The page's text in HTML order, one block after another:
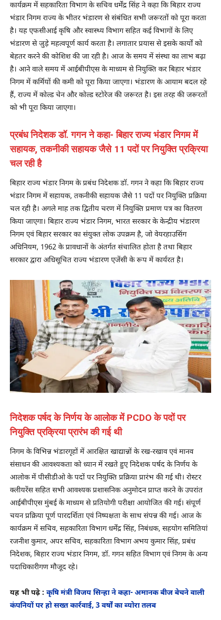
कार्यक्रम में सहकारिता विभाग के सचिव धर्मेंद्र सिंह ने कहा कि बिहार राज्य
भंडार निगम राज्य के भीतर भंडारण से संबंधित सभी जरूरतों को पूरा करता
है। यह एफसीआई कृषि और स्वास्थ्य विभाग सहित कई विभागों के लिए
भंडारण से जुड़े महत्वपूर्ण कार्य करता है। लगातार प्रयास से इसके कार्यों को
बेहतर करने की कोशिश की जा रही है। आज के समय में संस्था का लाभ बढ़ा
है। आने वाले समय में आईबीपीएस के माध्यम से नियुक्ति कर बिहार भंडार
निगम में कर्मियों की कमी को पूरा किया जाएगा। भंडारण के आयाम बदल रहे
हैं, राज्य में कोल्ड चेन और कोल्ड स्टोरेज की जरूरत है। इस तरह की जरूरतों
को भी पूरा किया जाएगा।
प्रबंध निदेशक डॉ. गगन ने कहा- बिहार राज्य भंडार निगम में
सहायक, तकनीकी सहायक जैसे 11 पदों पर नियुक्ति प्रक्रिया
चल रही है
बिहार राज्य भंडार निगम के प्रबंध निदेशक डॉ. गगन ने कहा कि बिहार राज्य
भंडार निगम में सहायक, तकनीकी सहायक जैसे 11 पदों पर नियुक्ति प्रक्रिया
चल रही है। अगले माह तक द्वितीय चरण में नियुक्ति प्रमाण पत्र का वितरण
किया जाएगा। बिहार राज्य भंडार निगम, भारत सरकार के केन्द्रीय भंडारण
निगम एवं बिहार सरकार का संयुक्त लोक उपक्रम है, जो वेयरहाउसिंग
अधिनियम, 1962 के प्रावधानों के अंतर्गत संचालित होता है तथा बिहार
सरकार द्वारा अधिसूचित राज्य भंडारण एजेंसी के रूप में कार्यरत है।
निदेशक पर्षद के निर्णय के आलोक में PCDO के पदों पर
नियुक्ति प्रक्रिया प्रारंभ की गई थी
निगम के विभिन्न भंडारगृहों में आरक्षित खाद्यान्नों के रख-रखाव एवं मानव
संसाधन की आवश्यकता को ध्यान में रखते हुए निदेशक पर्षद के निर्णय के
आलोक में पीसीडीओ के पदों पर नियुक्ति प्रक्रिया प्रारंभ की गई थी। रोस्टर
क्लीयरेंस सहित सभी आवश्यक प्रशासनिक अनुमोदन प्राप्त करने के उपरांत
आईबीपीएस मुंबई के माध्यम से प्रतियोगी परीक्षा आयोजित की गई। संपूर्ण
चयन प्रक्रिया पूर्ण पारदर्शिता एवं निष्पक्षता के साथ संपन्न की गई। आज के
कार्यक्रम में सचिव, सहकारिता विभाग धर्मेंद्र सिंह, निबंधक, सहयोग समितियां
रजनीश कुमार, अपर सचिव, सहकारिता विभाग अभय कुमार सिंह, प्रबंध
निदेशक, बिहार राज्य भंडार निगम, डॉ. गगन सहित विभाग एवं निगम के अन्य
पदाधिकारीगण मौजूद रहे।
यह भी पढ़े : कृषि मंत्री विजय सिन्हा ने कहा- अमानक बीज बेचने वाली
कंपनियों पर हो सख्त कार्रवाई, 3 वर्षों का ब्योरा तलब